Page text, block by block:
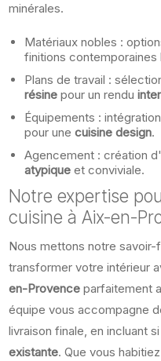
minérales.
Matériaux nobles :
finitions contemporaines
Plans de travail :
résine pour un rendu
Équipements :
pour unecuisine design.
Agencement : création
atypique et conviviale.
Notre expertise
cuisine à Aix-en-
Nous mettons notre
transformer votre intérieur
en-Provence parfaitement
équipe vous accompagne
livraison finale, en incluant
existante. Que vous